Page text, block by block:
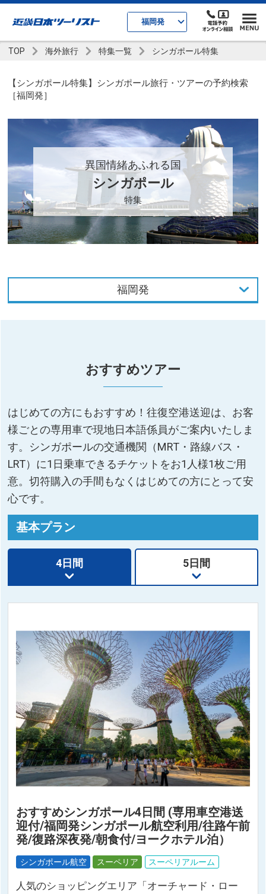
福岡発
TOP 海外旅行 特集一覧 シンガポール特集
【シンガポール特集】シンガポール旅行・ツアーの予約検索
［福岡発］
異国情緒あふれる国
シンガポール
特集
福岡発
名古屋発
おすすめツアー
はじめての方にもおすすめ！往復空港送迎は、お客
様ごとの専用車で現地日本語係員がご案内いたしま
す。シンガポールの交通機関（MRT・路線バス・
LRT）に1日乗車できるチケットをお1人様1枚ご用
意。切符購入の手間もなくはじめての方にとって安
心です。
基本プラン
4日間 5日間
おすすめシンガポール4日間 (専用車空港送
迎付/福岡発シンガポール航空利用/往路午前
発/復路深夜発/朝食付/ヨークホテル泊）
シンガポール航空 スーペリア スーペリアルーム
人気のショッピングエリア「オーチャード・ロー